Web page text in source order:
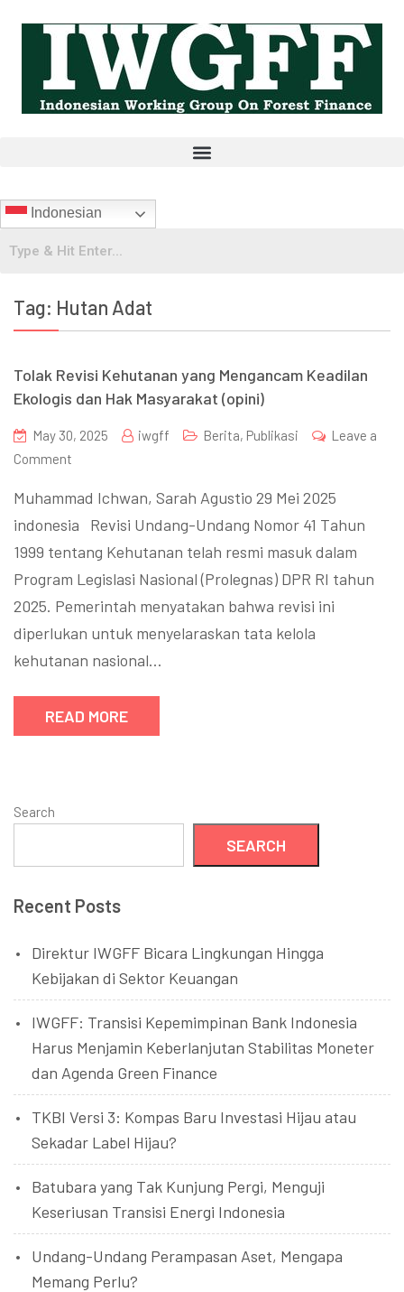
Indonesian
Tag: Hutan Adat
Tolak Revisi Kehutanan yang Mengancam Keadilan
Ekologis dan Hak Masyarakat (opini)
May 30, 2025 iwgff Berita, Publikasi
Leave a
Comment
Muhammad Ichwan, Sarah Agustio 29 Mei 2025
indonesia Revisi Undang-Undang Nomor 41 Tahun
1999 tentang Kehutanan telah resmi masuk dalam
Program Legislasi Nasional (Prolegnas) DPR RI tahun
2025. Pemerintah menyatakan bahwa revisi ini
diperlukan untuk menyelaraskan tata kelola
kehutanan nasional…
READ MORE
Search
SEARCH
Recent Posts
Direktur IWGFF Bicara Lingkungan Hingga
Kebijakan di Sektor Keuangan
IWGFF: Transisi Kepemimpinan Bank Indonesia
Harus Menjamin Keberlanjutan Stabilitas Moneter
dan Agenda Green Finance
TKBI Versi 3: Kompas Baru Investasi Hijau atau
Sekadar Label Hijau?
Batubara yang Tak Kunjung Pergi, Menguji
Keseriusan Transisi Energi Indonesia
Undang-Undang Perampasan Aset, Mengapa
Memang Perlu?